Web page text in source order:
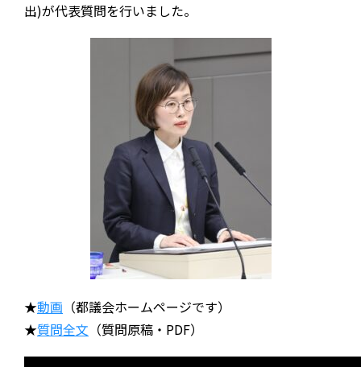
出)が代表質問を行いました。
★動画 （都議会ホームページです）
★質問全文 （質問原稿・PDF）